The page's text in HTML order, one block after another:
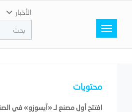
Toggle
navigation
الأخبار
محتويات
افتتح أول مصنع لـ «آيسوزو» في